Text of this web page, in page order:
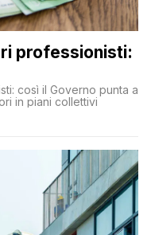
professionisti:
così il Governo punta a
in piani collettivi